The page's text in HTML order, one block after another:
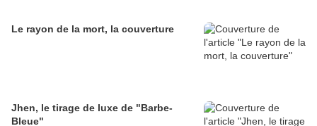
Le rayon de la mort, la couverture
Jhen, le tirage de luxe de "Barbe-
Bleue"